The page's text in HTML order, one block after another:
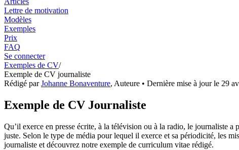
Lettre de motivation
Modèles
Exemples
Prix
FAQ
Se connecter
Exemples de CV/
Exemple de CV journaliste
Rédigé parJohanne Bonaventure, Auteure • Dernière mise à jour le 29
Exemple de CV Journaliste
Qu’il exerce en presse écrite, à la télévision ou à la radio, le journaliste
juste. Selon le type de média pour lequel il exerce et sa périodicité, les
journaliste et découvrez notre exemple de curriculum vitae rédigé.